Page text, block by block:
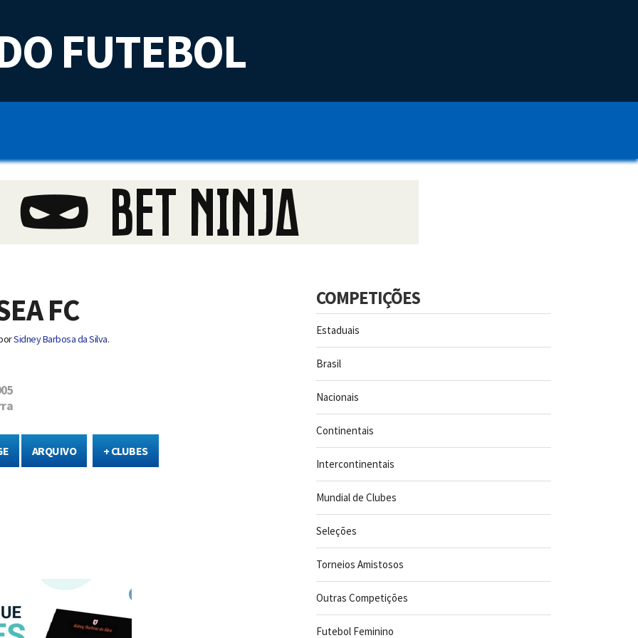
FUTEBOL
FC
Sidney Barbosa da Silva.
ARQUIVO + CLUBES
COMPETIÇÕES
Estaduais
Brasil
Nacionais
Continentais
Intercontinentais
Mundial de Clubes
Seleções
Torneios Amistosos
Outras Competições
Futebol Feminino